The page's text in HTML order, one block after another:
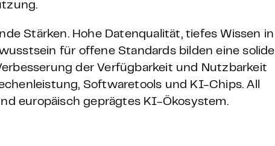
Stärken. Hohe Datenqualität, tiefes Wissen in
für offene Standards bilden eine solide
der Verfügbarkeit und Nutzbarkeit
Softwaretools und KI-Chips. All
europäisch geprägtes KI-Ökosystem.